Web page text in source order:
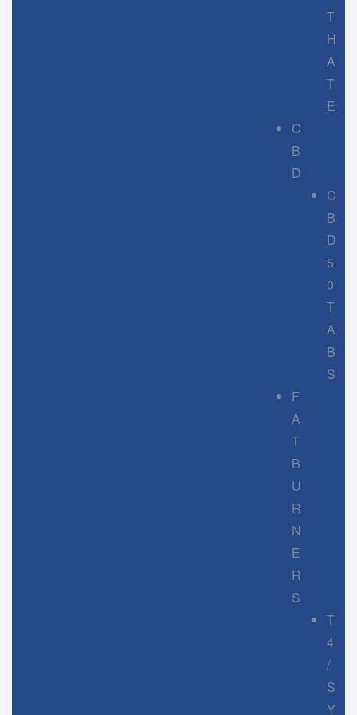
T
H
A
T
E
C
B
D
C
B
D
5
0
T
A
B
S
F
A
T
B
U
R
N
E
R
S
T
4
/
S
Y